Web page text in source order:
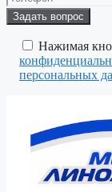
Оставьте
это
поле
пустым.
Нажимая
персональных